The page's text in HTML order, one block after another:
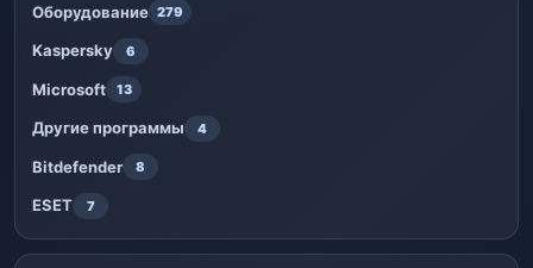
Оборудование 279
Kaspersky 6
Microsoft 13
Другие программы 4
Bitdefender 8
ESET 7